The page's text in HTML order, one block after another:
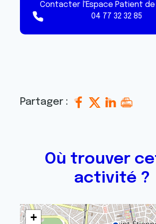
Contacter l'Espace Patient de
04 77 32 32 85
Partager :
Où trouver
activité ?
+